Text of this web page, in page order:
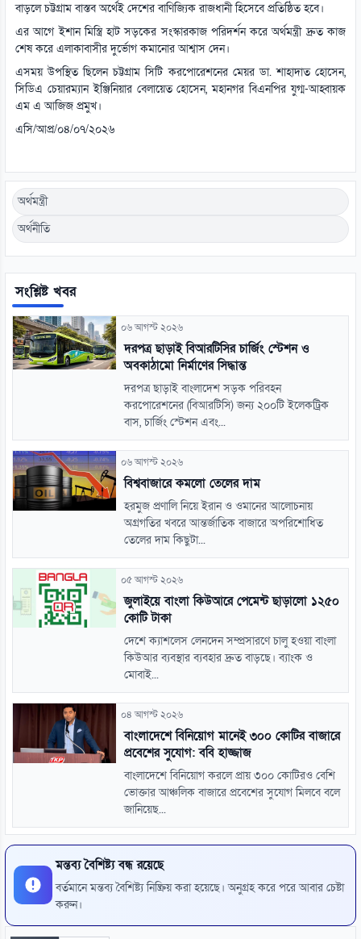
বাড়লে চট্টগ্রাম বাস্তব অর্থেই দেশের বাণিজ্যিক রাজধানী হিসেবে প্রতিষ্ঠিত হবে।
এর আগে ইশান মিস্ত্রি হাট সড়কের সংস্কারকাজ পরিদর্শন করে অর্থমন্ত্রী দ্রুত কাজ
শেষ করে এলাকাবাসীর দুর্ভোগ কমানোর আশ্বাস দেন।
এসময় উপস্থিত ছিলেন চট্টগ্রাম সিটি করপোরেশনের মেয়র ডা. শাহাদাত হোসেন,
সিডিএ চেয়ারম্যান ইঞ্জিনিয়ার বেলায়েত হোসেন, মহানগর বিএনপির যুগ্ম-আহ্বায়ক
এম এ আজিজ প্রমুখ।
এসি/আপ্র/০৪/০৭/২০২৬
অর্থমন্ত্রী
অর্থনীতি
সংশ্লিষ্ট খবর
০৬ আগস্ট ২০২৬
দরপত্র ছাড়াই বিআরটিসির চার্জিং স্টেশন ও
অবকাঠামো নির্মাণের সিদ্ধান্ত
দরপত্র ছাড়াই বাংলাদেশ সড়ক পরিবহন
করপোরেশনের (বিআরটিসি) জন্য ২০০টি ইলেকট্রিক
বাস, চার্জিং স্টেশন এবং...
০৬ আগস্ট ২০২৬
বিশ্ববাজারে কমলো তেলের দাম
হরমুজ প্রণালি নিয়ে ইরান ও ওমানের আলোচনায়
অগ্রগতির খবরে আন্তর্জাতিক বাজারে অপরিশোধিত
তেলের দাম কিছুটা...
০৫ আগস্ট ২০২৬
জুলাইয়ে বাংলা কিউআরে পেমেন্ট ছাড়ালো ১২৫০
কোটি টাকা
দেশে ক্যাশলেস লেনদেন সম্প্রসারণে চালু হওয়া বাংলা
কিউআর ব্যবস্থার ব্যবহার দ্রুত বাড়ছে। ব্যাংক ও
মোবাই...
০৪ আগস্ট ২০২৬
বাংলাদেশে বিনিয়োগ মানেই ৩০০ কোটির বাজারে
প্রবেশের সুযোগ: ববি হাজ্জাজ
বাংলাদেশে বিনিয়োগ করলে প্রায় ৩০০ কোটিরও বেশি
ভোক্তার আঞ্চলিক বাজারে প্রবেশের সুযোগ মিলবে বলে
জানিয়েছ...
মন্তব্য বৈশিষ্ট্য বন্ধ রয়েছে
বর্তমানে মন্তব্য বৈশিষ্ট্য নিষ্ক্রিয় করা হয়েছে। অনুগ্রহ করে পরে আবার চেষ্টা
করুন।